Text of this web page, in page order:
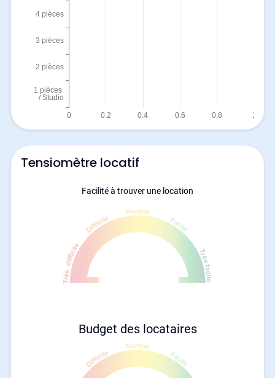
Tensiomètre locatif
Facilité à trouver une location
Budget des locataires